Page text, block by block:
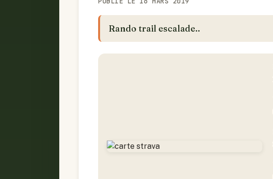
Rando trail escalade..